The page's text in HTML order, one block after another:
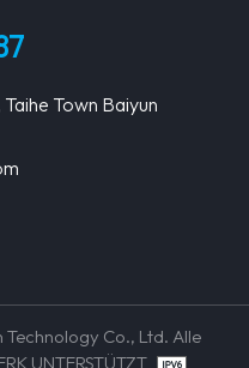
Town Baiyun
Co., Ltd. Alle
UNTERSTÜTZT